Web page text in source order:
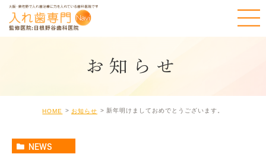
お知らせ
HOME お知らせ 新年明けましておめでとうございます。
NEWS